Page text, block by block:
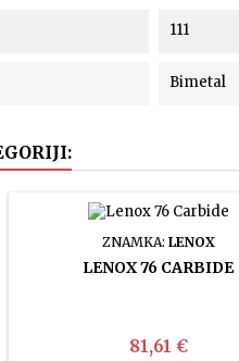
111
Bimetal
ZNAMKA: LENOX
LENOX 76 CARBIDE
Cena
81,61 €